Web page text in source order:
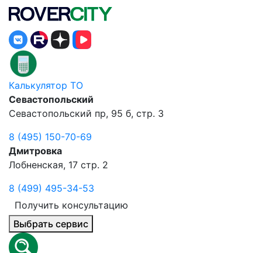
Калькулятор ТО
Севастопольский
Севастопольский пр, 95 б, стр. 3
8 (495) 150-70-69
Дмитровка
Лобненская, 17 стр. 2
8 (499) 495-34-53
Получить консультацию
Выбрать сервис